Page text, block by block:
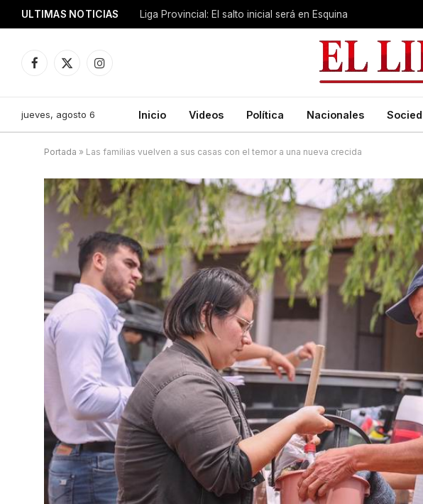
ULTIMAS NOTICIAS Liga Provincial: El salto inicial será en Esquina
Facebook
X
Instagram
jueves, agosto 6 Inicio Videos Política Nacionales
Portada » Las familias vuelven a sus casas con el temor a una nueva crecida